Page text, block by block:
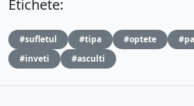
Etichete:
#sufletul #tipa #optete
#inveti
#asculti